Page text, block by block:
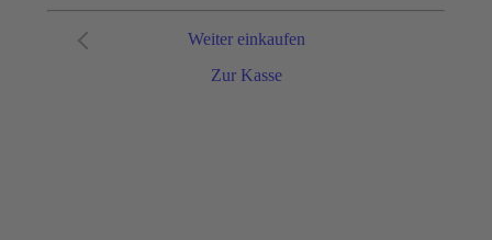
Zur Kasse
Weiter einkaufen